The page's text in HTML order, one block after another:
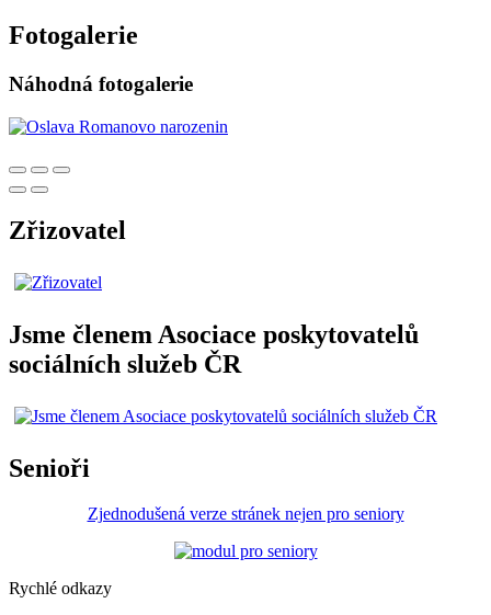
Fotogalerie
Náhodná fotogalerie
Zřizovatel
Jsme členem Asociace poskytovatelů
sociálních služeb ČR
Senioři
Zjednodušená verze stránek nejen pro seniory
Rychlé odkazy